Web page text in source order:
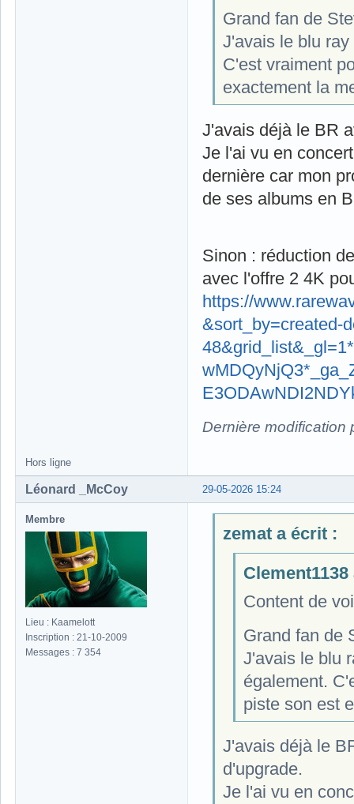
Grand fan de
J'avais le blu
C'est vraiment
exactement la
J'avais déjà le BR
Je l'ai vu en
dernière car mon
de ses albums en
Sinon : réduction
avec l'offre 2 4K
https://
&sort_by=created-
Dernière modification
Hors ligne
29-05-2026 15:24
Léonard _McCoy
Membre
Lieu : Kaamelott
Inscription : 21-10-2009
Messages : 7 354
zemat a écrit :
Content de
Grand fan de
J'avais le blu
également.
piste son est
J'avais déjà le
d'upgrade.
Je l'ai vu en